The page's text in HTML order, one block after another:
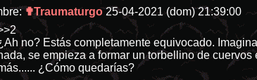
✟Traumaturgo 25-04-2021 (dom) 21:39:00
no? Estás completamente equivocado.
se empieza a formar un torbellino de
¿Cómo quedarías?